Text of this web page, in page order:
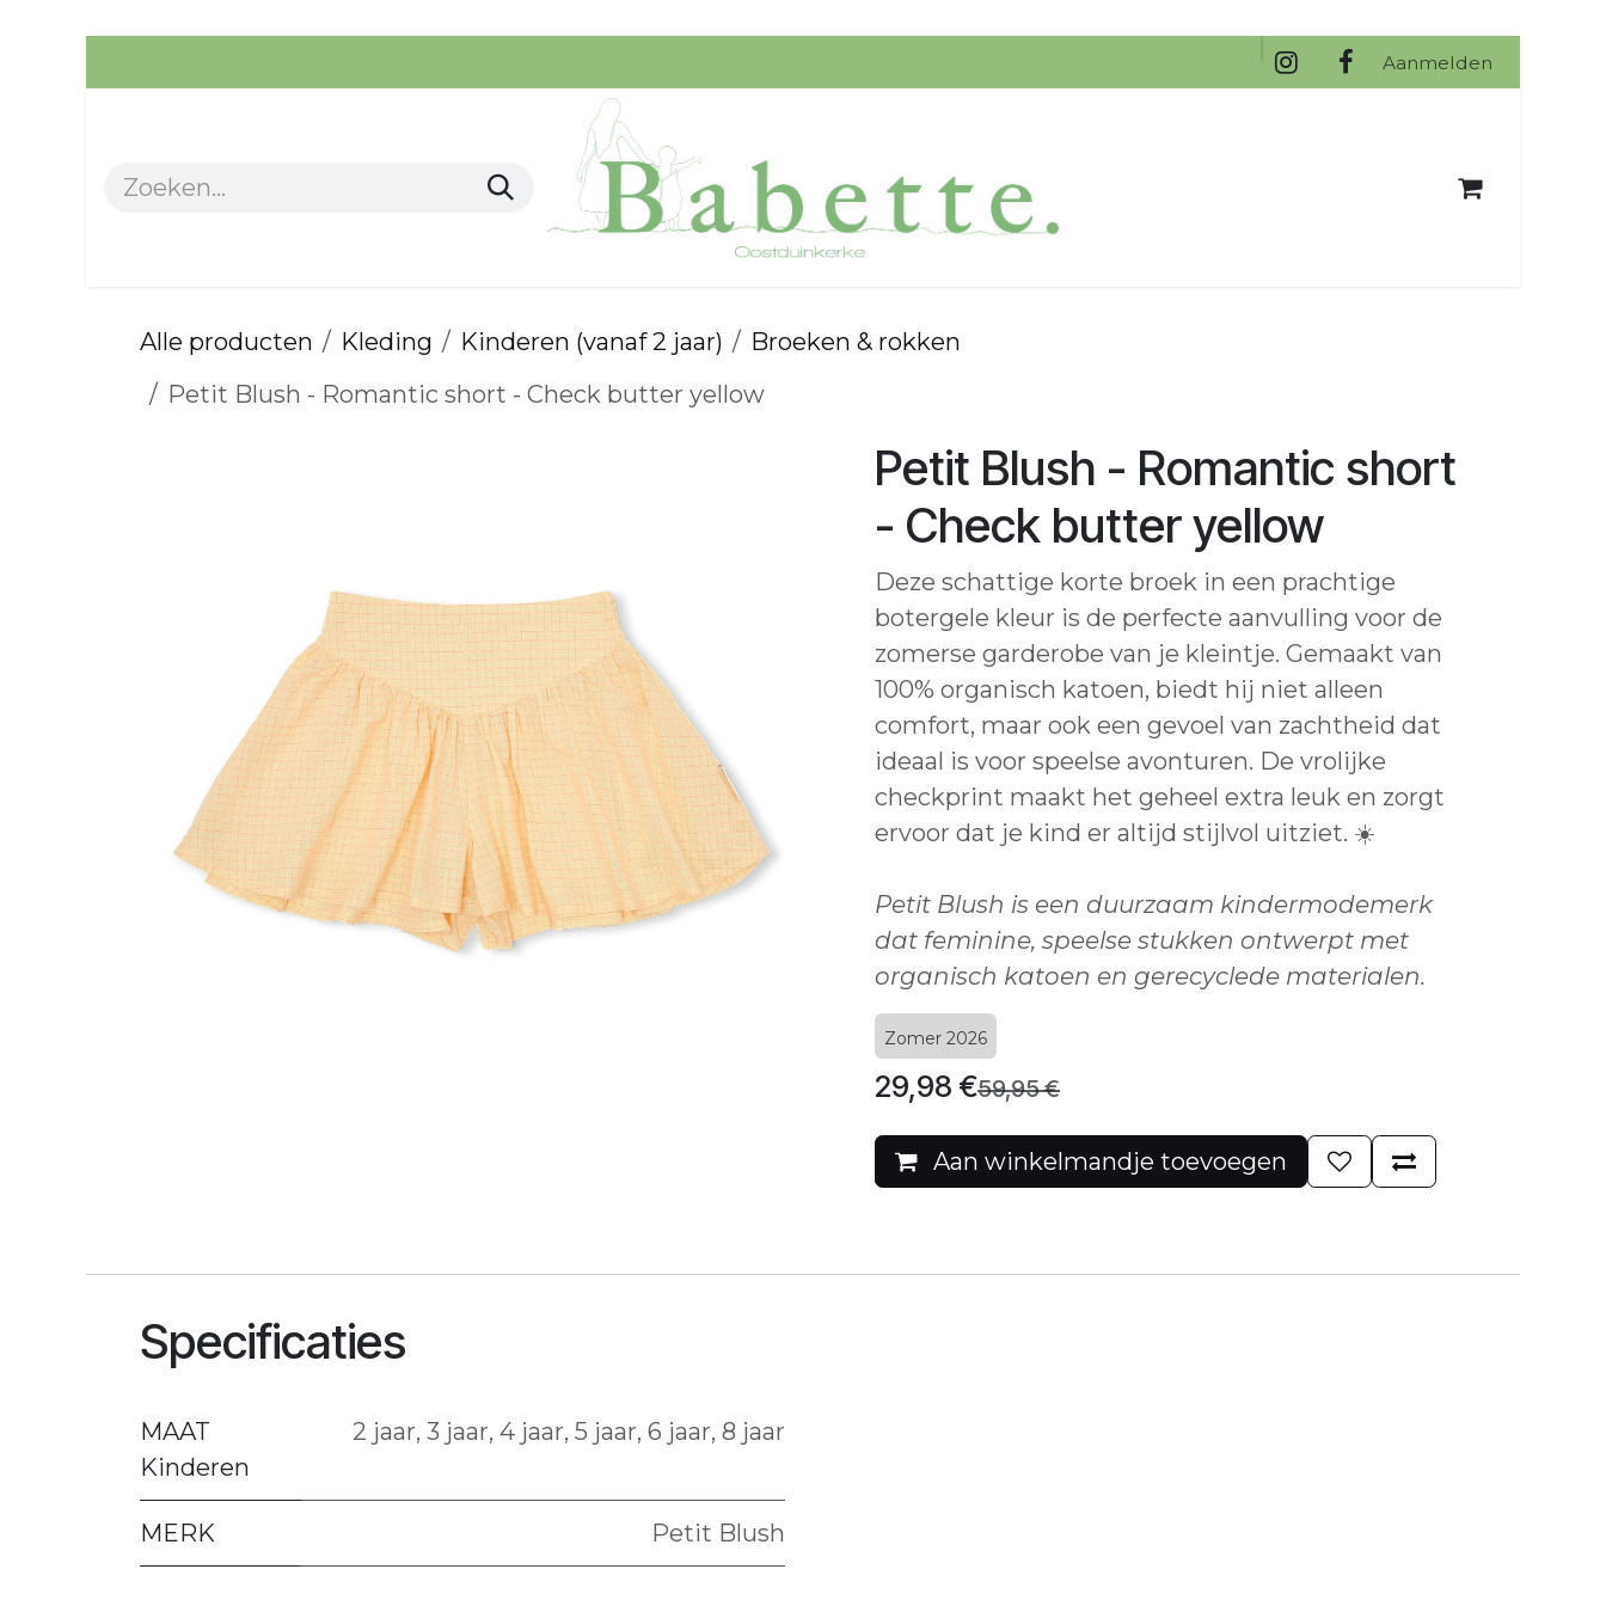
Aanmelden
Alle producten Kleding Kinderen (vanaf 2 jaar)
Broeken & rokken
Petit Blush - Romantic short - Check butter yellow
Petit Blush - Romantic short
- Check butter yellow
Deze schattige korte broek in een prachtige
botergele kleur is de perfecte aanvulling voor de
zomerse garderobe van je kleintje. Gemaakt van
100% organisch katoen, biedt hij niet alleen
comfort, maar ook een gevoel van zachtheid dat
ideaal is voor speelse avonturen. De vrolijke
checkprint maakt het geheel extra leuk en zorgt
ervoor dat je kind er altijd stijlvol uitziet. ☀️
Petit Blush is een duurzaam kindermodemerk
dat feminine, speelse stukken ontwerpt met
organisch katoen en gerecyclede materialen.
Zomer 2026
29,98 €59,95€
Aan winkelmandje toevoegen
Specificaties
MAAT
Kinderen
2 jaar, 3 jaar, 4 jaar, 5 jaar, 6 jaar, 8 jaar
MERK Petit Blush